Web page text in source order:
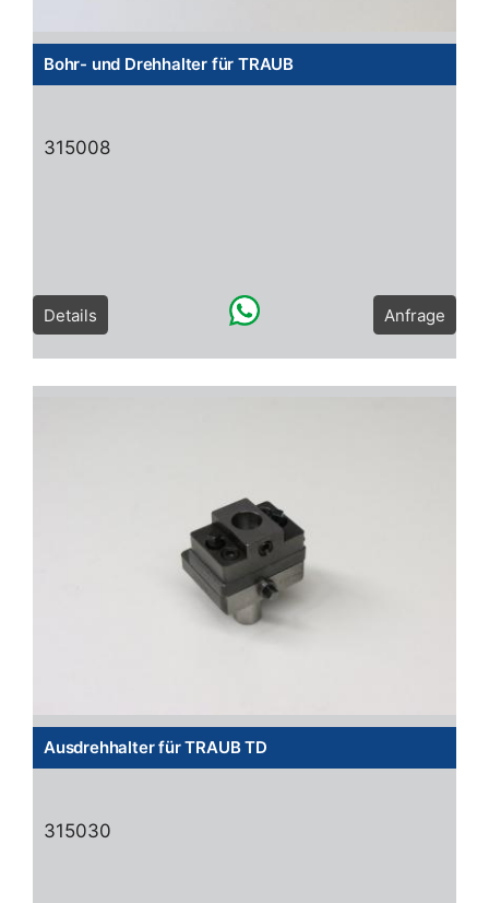
Bohr- und Drehhalter für TRAUB
315008
Details Anfrage
Ausdrehhalter für TRAUB TD
315030